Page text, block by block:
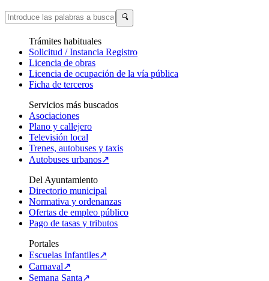
🔍
Trámites habituales
Solicitud / Instancia Registro
Licencia de obras
Licencia de ocupación de la vía pública
Ficha de terceros
Servicios más buscados
Asociaciones
Plano y callejero
Televisión local
Trenes, autobuses y taxis
Autobuses urbanos↗
Del Ayuntamiento
Directorio municipal
Normativa y ordenanzas
Ofertas de empleo público
Pago de tasas y tributos
Portales
Escuelas Infantiles↗
Carnaval↗
Semana Santa↗